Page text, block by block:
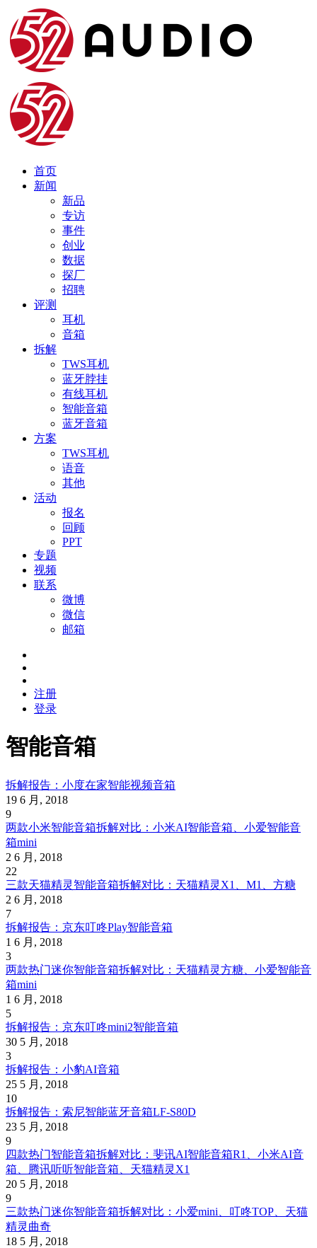
首页
新闻
新品
专访
事件
创业
数据
探厂
招聘
评测
耳机
音箱
拆解
TWS耳机
蓝牙脖挂
有线耳机
智能音箱
蓝牙音箱
方案
TWS耳机
语音
其他
活动
报名
回顾
PPT
专题
视频
联系
微博
微信
邮箱
注册
登录
智能音箱
拆解报告：小度在家智能视频音箱
19 6 月, 2018
9
两款小米智能音箱拆解对比：小米AI智能音箱、小爱智能音
箱mini
2 6 月, 2018
22
三款天猫精灵智能音箱拆解对比：天猫精灵X1、M1、方糖
2 6 月, 2018
7
拆解报告：京东叮咚Play智能音箱
1 6 月, 2018
3
两款热门迷你智能音箱拆解对比：天猫精灵方糖、小爱智能音
箱mini
1 6 月, 2018
5
拆解报告：京东叮咚mini2智能音箱
30 5 月, 2018
3
拆解报告：小豹AI音箱
25 5 月, 2018
10
拆解报告：索尼智能蓝牙音箱LF-S80D
23 5 月, 2018
9
四款热门智能音箱拆解对比：斐讯AI智能音箱R1、小米AI音
箱、腾讯听听智能音箱、天猫精灵X1
20 5 月, 2018
9
三款热门迷你智能音箱拆解对比：小爱mini、叮咚TOP、天猫
精灵曲奇
18 5 月, 2018